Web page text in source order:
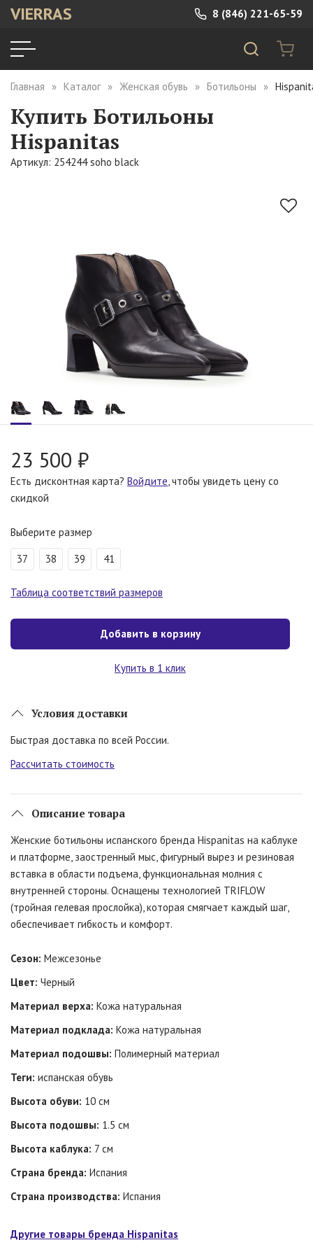
VIERRAS 8 (846) 221-65-59
Главная Каталог Женская обувь Ботильоны
Купить Ботильоны
Hispanitas
Артикул: 254244 soho black
23 500 ₽
Есть дисконтная карта? Войдите, чтобы увидеть цену со
скидкой
Выберите размер
37 38 39 41
Таблица соответствий размеров
Добавить в корзину
Купить в 1 клик
Условия доставки
Быстрая доставка по всей России.
Рассчитать стоимость
Описание товара
Женские ботильоны испанского бренда Hispanitas на каблуке
и платформе, заостренный мыс, фигурный вырез и резиновая
вставка в области подъема, функциональная молния с
внутренней стороны. Оснащены технологией TRIFLOW
(тройная гелевая прослойка), которая смягчает каждый шаг,
обеспечивает гибкость и комфорт.
Сезон: Межсезонье
Цвет: Черный
Материал верха: Кожа натуральная
Материал подклада: Кожа натуральная
Материал подошвы: Полимерный материал
Теги: испанская обувь
Высота обуви: 10 см
Высота подошвы: 1.5 см
Высота каблука: 7 см
Страна бренда: Испания
Страна производства: Испания
Другие товары бренда Hispanitas